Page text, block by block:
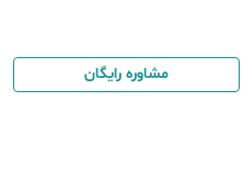
مشاوره رایگان